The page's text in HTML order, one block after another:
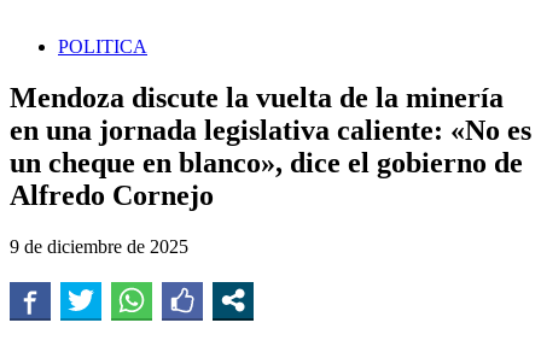
POLITICA
Mendoza discute la vuelta de la minería
en una jornada legislativa caliente: «No es
un cheque en blanco», dice el gobierno de
Alfredo Cornejo
9 de diciembre de 2025